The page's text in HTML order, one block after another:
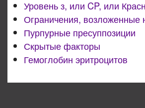
Уровень з, или CP, или
Ограничения, возложенные
Пурпурные пресуппозиции
Скрытые факторы
Гемоглобин эритроцитов